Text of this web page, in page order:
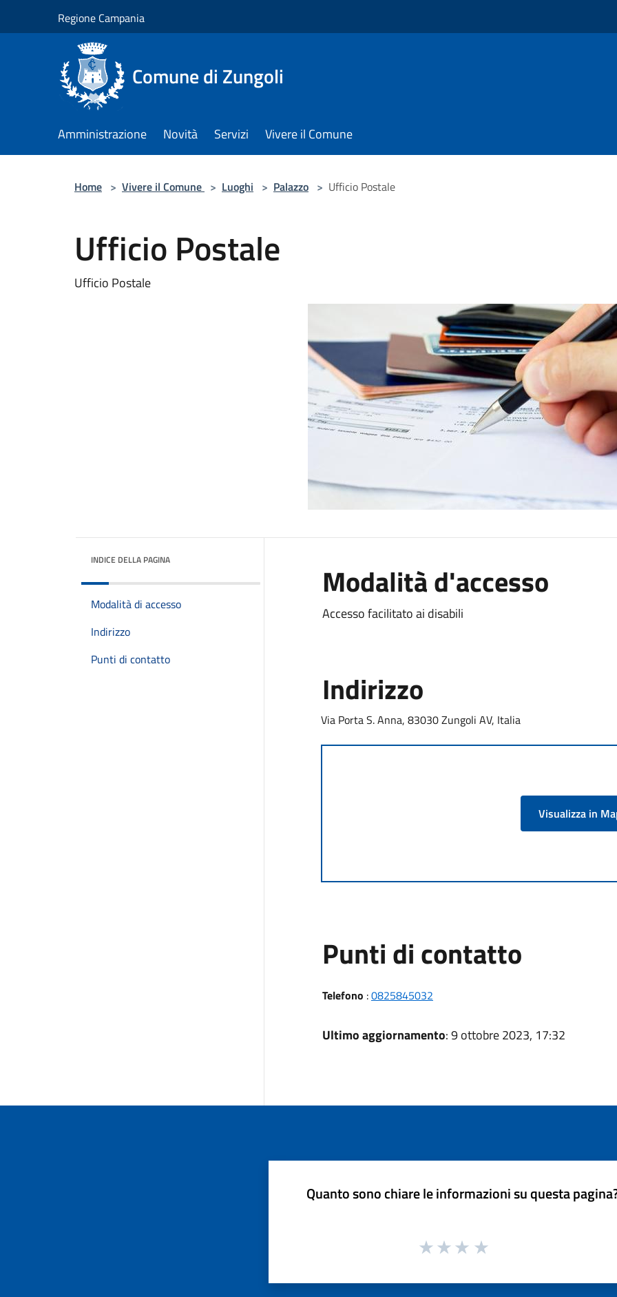
Regione Campania
Comune di Zungoli
Amministrazione Novità Servizi Vivere il Comune
Home > Vivere il Comune > Luoghi > Palazzo > Ufficio Postale
Ufficio Postale
Ufficio Postale
INDICE DELLA PAGINA
Modalità di accesso
Indirizzo
Punti di contatto
Modalità d'accesso
Accesso facilitato ai disabili
Indirizzo
Via Porta S. Anna, 83030 Zungoli AV, Italia
Visualizza in
Punti di contatto
Telefono :0825845032
Ultimo aggiornamento: 9 ottobre 2023, 17:32
Quanto sono chiare le informazioni su questa